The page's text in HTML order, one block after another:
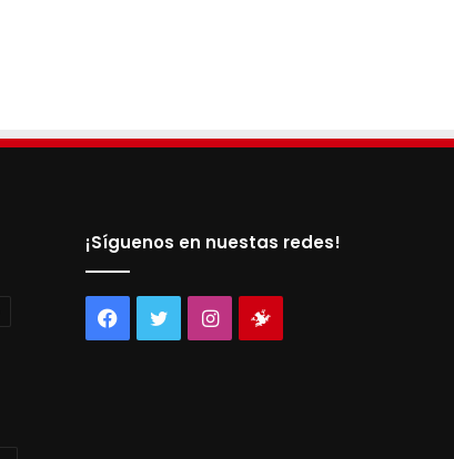
¡Síguenos en nuestas redes!
Facebook
TwitterInstagram